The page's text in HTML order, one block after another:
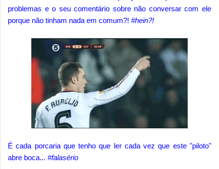
problemas e o seu comentário sobre não conversar com ele
porque não tinham nada em comum?! #hein?!
É cada porcaria que tenho que ler cada vez que este "piloto"
abre boca... #falasério